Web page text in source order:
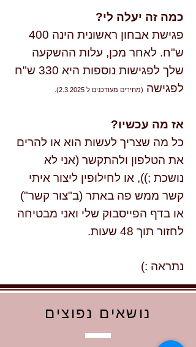
כמה זה יעלה לי?
פגישת אבחון ראשונית הינה 400
ש"ח. לאחר מכן, עלות ההשקעה
שלך לפגישות נוספות היא 330 ש"ח
לפגישה (מחירים מעודכנים ל 2.3.2025).
אז מה עכשיו?
כל מה שצריך לעשות הוא או להרים
את הטלפון ולהתקשר (אני לא
נושכת ;)), או לחילופין ליצור איתי
קשר ממש פה באתר (ב"צור קשר")
או בדף הפייסבוק שלי ואני מבטיחה
לחזור תוך 48 שעות.
נתראה :)
נושאים נפוצים